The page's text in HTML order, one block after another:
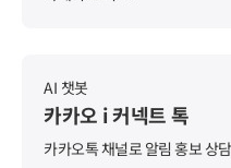
AI 챗봇
카카오 i 커넥트 톡
카카오톡 채널로 알림 홍보 상